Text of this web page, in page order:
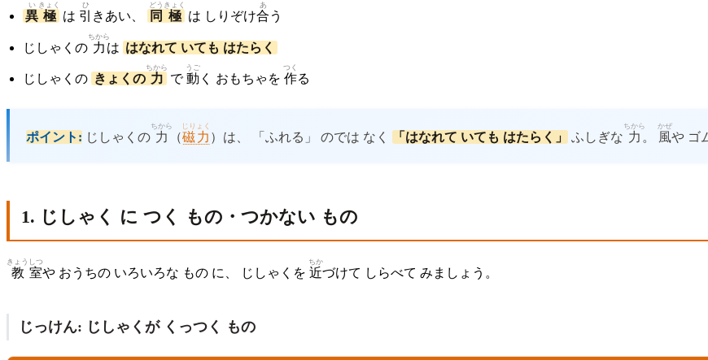
異
い
極
きょく
は 引
ひ
きあい、 同
どう
極
きょく
は しりぞけ合
あ
う
じしゃくの 力
ちから
は はなれて いても はたらく
じしゃくの きょくの 力
ちから
で動
うご
く おもちゃを 作
つく
る
ポイント: じしゃくの 力
ちから
（磁力
じりょく
）は、 「ふれる」 のでは なく 「はなれて いても はたらく」 ふしぎな 力
ちから
。 風
かぜ
や ゴ
1. じしゃく に つく もの・つかない もの
教
きょう
室
しつ
や おうちの いろいろな もの に、 じしゃくを 近
ちか
づけて しらべて みましょう。
じっけん: じしゃくが くっつく もの